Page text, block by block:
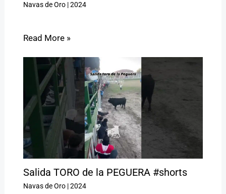
Navas de Oro|2024
Read More »
Salida TORO de la PEGUERA #shorts
Navas de Oro|2024